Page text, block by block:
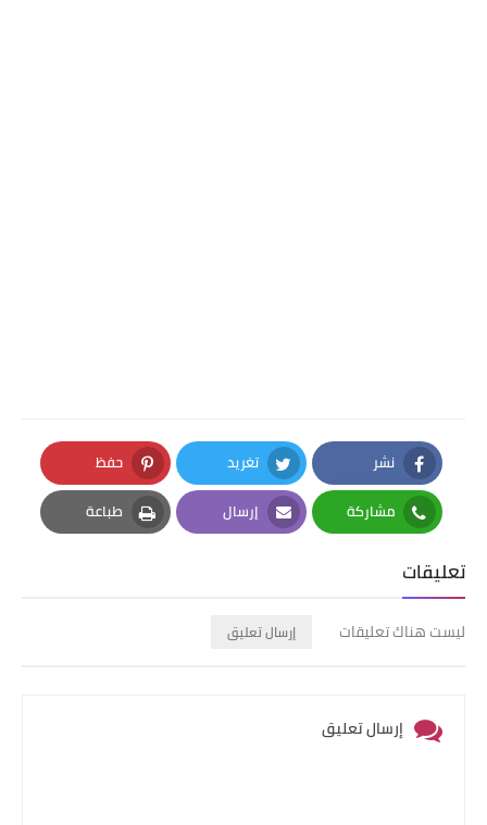
نشر
Facebook
تغريد
Twitter
حفظ
Pinterest
مشاركة
Whatsapp
إرسال
Email
طباعة
Print
تعليقات
ليست هناك تعليقات إرسال تعليق
إرسال تعليق